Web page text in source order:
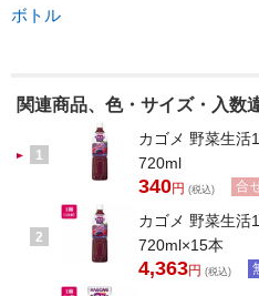
ボトル
関連商品、色・サイズ・入数
1
カゴメ 野菜生活
720ml
340円 (税込) 合
2
カゴメ 野菜生活
720ml×15本
4,363円 (税込)